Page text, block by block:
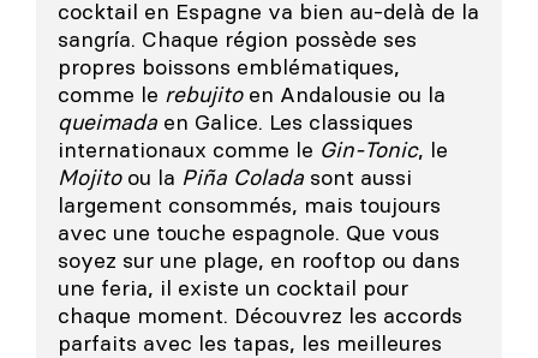
cocktail en Espagne va bien au-delà de la
sangría. Chaque région possède ses
propres boissons emblématiques,
comme le rebujitoen Andalousie ou la
queimadaen Galice. Les classiques
internationaux comme le Gin-Tonic, le
Mojitoou la Piña Coladasont aussi
largement consommés, mais toujours
avec une touche espagnole. Que vous
soyez sur une plage, en rooftop ou dans
une feria, il existe un cocktail pour
chaque moment. Découvrez les accords
parfaits avec les tapas, les meilleures